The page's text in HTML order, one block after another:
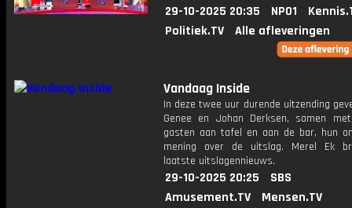
29-10-2025 20:35 NPO1
Politiek.TV
Alle afleveringen
Vandaag Inside
In deze twee uur durende uitzending
Genee en Johan Derksen, samen
gasten aan tafel en aan de bar, hun
mening over de uitslag. Merel Ek
laatste uitslagennieuws.
29-10-2025 20:25
SBS
Amusement.TV
Mensen.TV